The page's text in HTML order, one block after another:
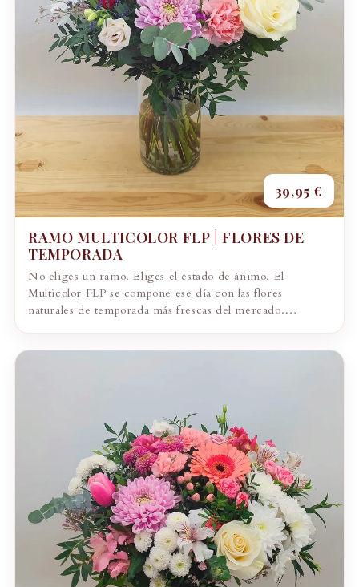
39,95 €
RAMO MULTICOLOR FLP | FLORES DE
TEMPORADA
No eliges un ramo. Eliges el estado de ánimo. El
Multicolor FLP se compone ese día con las flores
naturales de temporada más frescas del mercado.